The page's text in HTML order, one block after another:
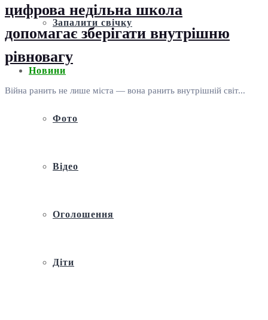
Запалити свічку
Новини
Фото
Відео
Оголошення
Діти
цифрова недільна школа
допомагає зберігати внутрішню
рівновагу
Війна ранить не лише міста — вона ранить внутрішній світ...